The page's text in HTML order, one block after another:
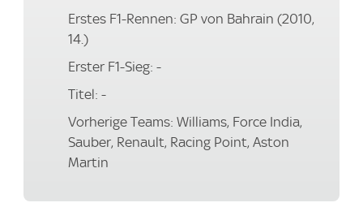
Erstes F1-Rennen: GP von Bahrain (2010,
14.)
Erster F1-Sieg: -
Titel: -
Vorherige Teams: Williams, Force India,
Sauber, Renault, Racing Point, Aston
Martin